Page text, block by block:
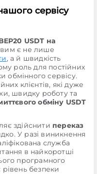
сервісу
USDT на
є не лише
, а й швидкість
роль для постійних
обмінного сервісу.
клієнтів, які дуже
швидку роботу та
обміну USDT
здійснити переказ
У разі виникнення
служба
в найкоротші
програмного
безпеки